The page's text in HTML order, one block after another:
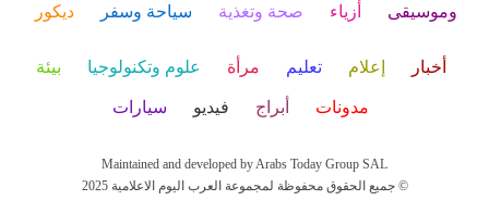
وموسيقى أزياء صحة وتغذية سياحة وسفر ديكور
أخبار إعلام تعليم مرأة علوم وتكنولوجيا بيئة
مدونات أبراج فيديو سيارات
Maintained and developed by Arabs Today Group SAL
جميع الحقوق محفوظة لمجموعة العرب اليوم الاعلامية 2025 ©